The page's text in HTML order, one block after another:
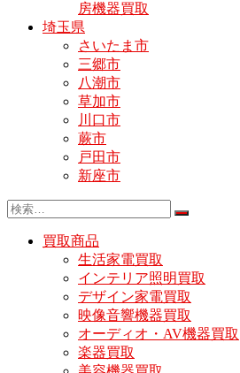
房機器買取
埼玉県
さいたま市
三郷市
八潮市
草加市
川口市
蕨市
戸田市
新座市
買取商品
生活家電買取
インテリア照明買取
デザイン家電買取
映像音響機器買取
オーディオ・AV機器買取
楽器買取